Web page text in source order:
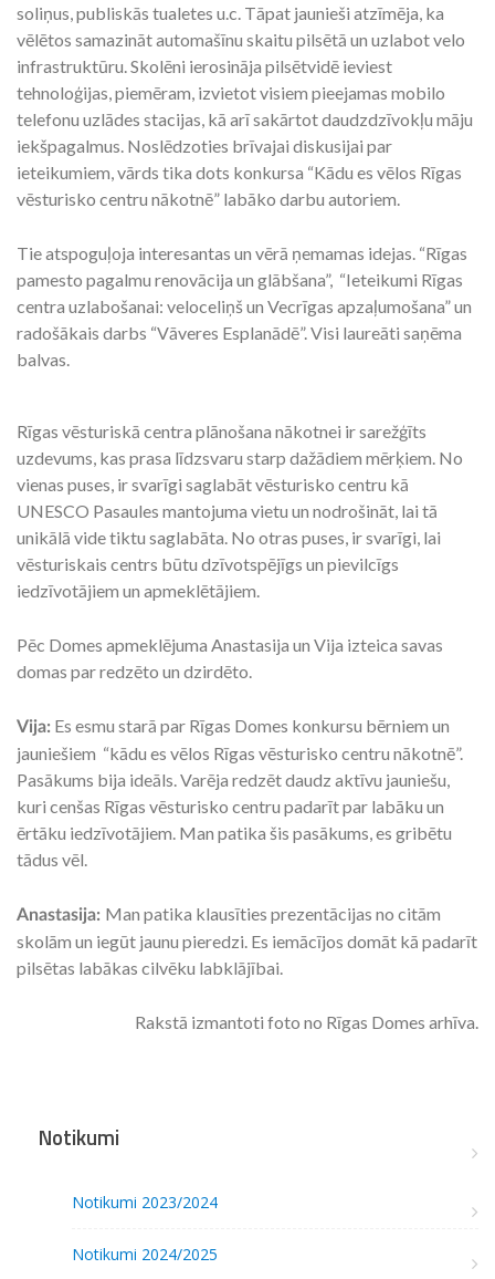
soliņus, publiskās tualetes u.c. Tāpat jaunieši atzīmēja, ka
vēlētos samazināt automašīnu skaitu pilsētā un uzlabot velo
infrastruktūru. Skolēni ierosināja pilsētvidē ieviest
tehnoloģijas, piemēram, izvietot visiem pieejamas mobilo
telefonu uzlādes stacijas, kā arī sakārtot daudzdzīvokļu māju
iekšpagalmus. Noslēdzoties brīvajai diskusijai par
ieteikumiem, vārds tika dots konkursa “Kādu es vēlos Rīgas
vēsturisko centru nākotnē” labāko darbu autoriem.
Tie atspoguļoja interesantas un vērā ņemamas idejas. “Rīgas
pamesto pagalmu renovācija un glābšana”, “Ieteikumi Rīgas
centra uzlabošanai: veloceliņš un Vecrīgas apzaļumošana” un
radošākais darbs “Vāveres Esplanādē”. Visi laureāti saņēma
balvas.
Rīgas vēsturiskā centra plānošana nākotnei ir sarežģīts
uzdevums, kas prasa līdzsvaru starp dažādiem mērķiem. No
vienas puses, ir svarīgi saglabāt vēsturisko centru kā
UNESCO Pasaules mantojuma vietu un nodrošināt, lai tā
unikālā vide tiktu saglabāta. No otras puses, ir svarīgi, lai
vēsturiskais centrs būtu dzīvotspējīgs un pievilcīgs
iedzīvotājiem un apmeklētājiem.
Pēc Domes apmeklējuma Anastasija un Vija izteica savas
domas par redzēto un dzirdēto.
Vija: Es esmu starā par Rīgas Domes konkursu bērniem un
jauniešiem “kādu es vēlos Rīgas vēsturisko centru nākotnē”.
Pasākums bija ideāls. Varēja redzēt daudz aktīvu jauniešu,
kuri cenšas Rīgas vēsturisko centru padarīt par labāku un
ērtāku iedzīvotājiem. Man patika šis pasākums, es gribētu
tādus vēl.
Anastasija: Man patika klausīties prezentācijas no citām
skolām un iegūt jaunu pieredzi. Es iemācījos domāt kā padarīt
pilsētas labākas cilvēku labklājībai.
Rakstā izmantoti foto no Rīgas Domes arhīva.
Notikumi
Notikumi 2023/2024
Notikumi 2024/2025